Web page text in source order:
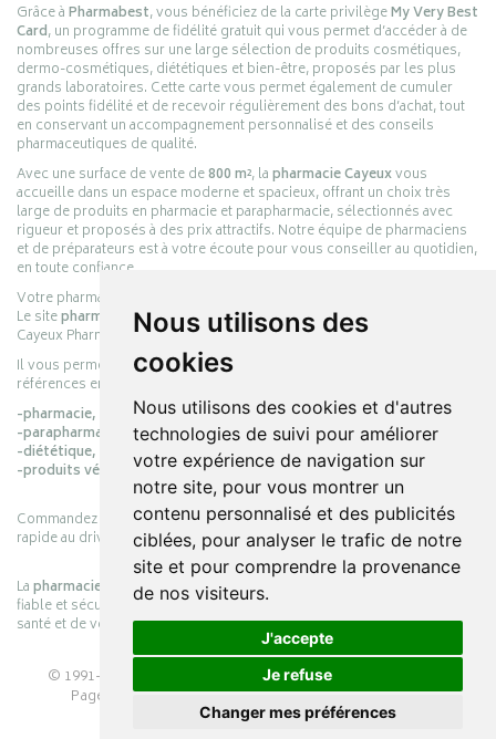
Nous utilisons des
cookies
Nous utilisons des cookies et d'autres
technologies de suivi pour améliorer
votre expérience de navigation sur
notre site, pour vous montrer un
contenu personnalisé et des publicités
ciblées, pour analyser le trafic de notre
site et pour comprendre la provenance
de nos visiteurs.
J'accepte
Je refuse
Changer mes préférences
Grâce àPharmabest, vous bénéficiez de la carte privilègeMy Very Best
Card, un programme de fidélité gratuit qui vous permet d’accéder à de
nombreuses offres sur une large sélection de produits cosmétiques,
dermo-cosmétiques, diététiques et bien-être, proposés par les plus
grands laboratoires. Cette carte vous permet également de cumuler
des points fidélité et de recevoir régulièrement des bons d’achat, tout
en conservant un accompagnement personnalisé et des conseils
pharmaceutiques de qualité.
Avec une surface de vente de800 m², lapharmacie Cayeuxvous
accueille dans un espace moderne et spacieux, offrant un choix très
large de produits en pharmacie et parapharmacie, sélectionnés avec
rigueur et proposés à des prix attractifs. Notre équipe de pharmaciens
et de préparateurs est à votre écoute pour vous conseiller au quotidien,
en toute confiance.
Votre pharmacie en ligne :
Le sitepharmacie-cayeux.frest le prolongement digital de la pharmacie
Cayeux Pharmabest Berck-sur-Mer – Rang-du-Fliers.
Il vous permet de réaliser vos achats en ligne parmi des milliers de
références en :
-pharmacie,
-parapharmacie,
-diététique,
-produits vétérinaires.
Commandez simplement vos produits en ligne et choisissez le retrait
rapide au drive ou la livraison à domicile, en toute simplicité.
Lapharmacie Cayeuxs’engage à vous offrir une expérience pratique,
fiable et sécurisée, en officine comme en ligne, au service de votre
santé et de votre bien-être.
© 1991-2026 PHARMACIE CAYEUX– Tous droits réservés –
Page mise à jour le 03/08/2026 –Pharmacie en ligne
Apotekisto